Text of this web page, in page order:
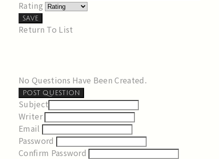
Rating
SAVE
Return To List
No Questions Have Been Created.
POST QUESTION
Subject
Writer
Email
Password
Confirm Password